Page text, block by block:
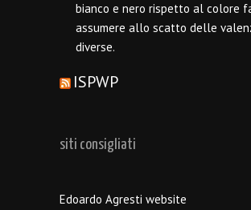
bianco e nero rispetto al colore
assumere allo scatto delle
diverse.
ISPWP
siti consigliati
Edoardo Agresti website